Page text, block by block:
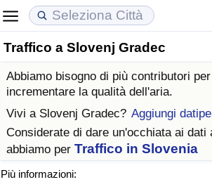
Traffico a Slovenj Gradec
Abbiamo bisogno di più contributori per
incrementare la qualità dell'aria.
Vivi a Slovenj Gradec? Aggiungi
Considerate di dare un'occhiata ai dati
abbiamo per Traffico in Slovenia
Più informazioni:
Costo della vita
Indice Del Costo Della Vita (corrente)
Indice Del Costo Della Vita
Indice del Costo della Vita per
Prezzi degli immobili
Indice del Prezzo delle Case
Indice del Prezzo delle Case
Indice del Prezzo delle Case per
Qualità della Vita
Indice della Qualità della Vita
Indice della Qualità della Vita
Indice della qualità della vita per